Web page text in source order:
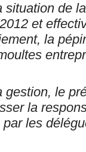
de la
et
la
le
la
les